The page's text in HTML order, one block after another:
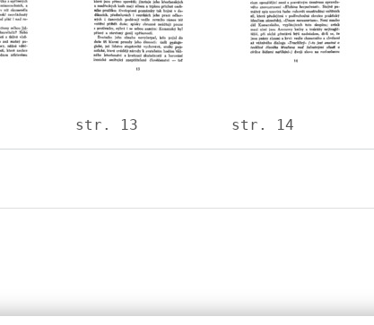
str. 13 str. 14